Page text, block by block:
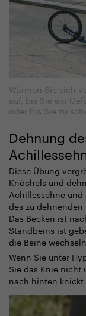
Wärmen Sie sich
auf, bis Sie ein
oder bis Sie zu
Dehnung
Diese Übung
Knöchels und
Achillessehne und
des zu
Das Becken ist
Standbeins ist
die Beine
Wenn Sie unter
Sie das Knie nicht
nach hinten